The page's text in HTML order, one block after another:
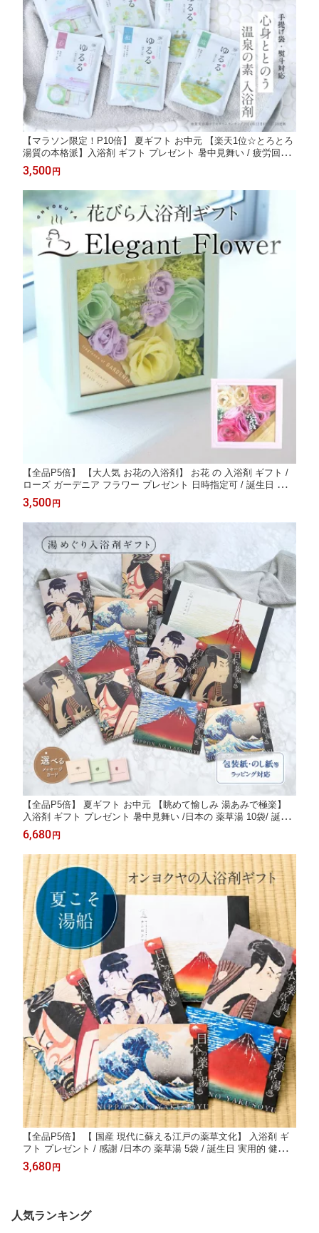
【マラソン限定！P10倍】 夏ギフト お中元 【楽天1位☆とろとろ
湯質の本格派】入浴剤 ギフト プレゼント 暑中見舞い / 疲労回復
かゆみ にきび / 温泉の素 ゆるるプレミアム 詰め合わせ セット /
誕生日 温泉 健康 にごり湯 熨斗 発汗 保湿 女性 男性 腰痛 肩こり
別府温泉
3,500 円
【全品P5倍】 【大人気 お花の入浴剤】 お花 の 入浴剤 ギフト /
ローズ ガーデニア フラワー プレゼント 日時指定可 / 誕生日 あり
がとうギフト バスフレグランス 美容 花 泡 バスフラワー 母 父 男
性 女性 可愛い 女友達 出産 祝い 結婚 リラックス
3,500 円
【全品P5倍】 夏ギフト お中元 【眺めて愉しみ 湯あみで極楽】
入浴剤 ギフト プレゼント 暑中見舞い /日本の 薬草湯 10袋/ 誕生
日 実用的 詰め合わせ 健康 人気 浮世絵 健康グッズ 生薬 効く 疲
労回復 ありがとうギフト 個包装 国産 父 母 高級 祝い 結婚 熨斗
6,680 円
【全品P5倍】 【 国産 現代に蘇える江戸の薬草文化】 入浴剤 ギ
フト プレゼント / 感謝 /日本の 薬草湯 5袋 / 誕生日 実用的 健康
詰め合わせ 浮世絵 お洒落 疲労回復 かゆみ 腰痛 個包装 女性 男性
父 母 祝い 生薬 お礼 退職祝い
3,680 円
人気ランキング